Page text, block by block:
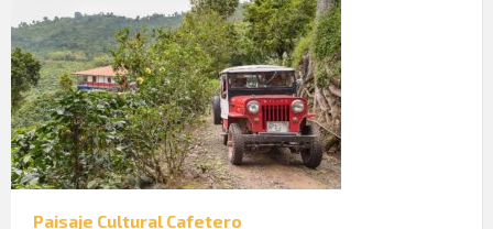
Paisaje Cultural Cafetero